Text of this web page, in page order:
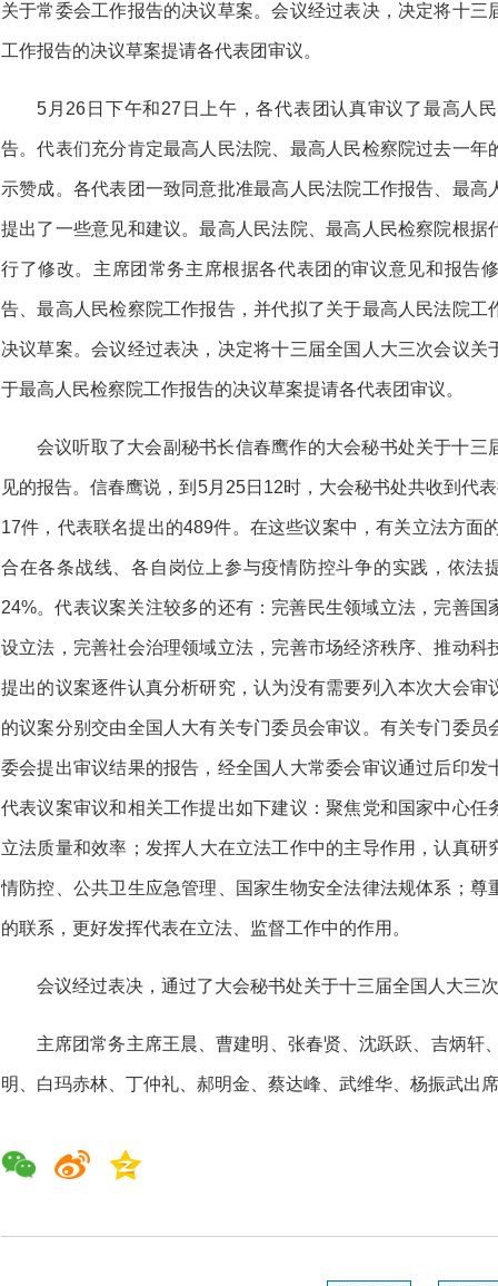
关于常委会工作报告的决议草案。会议经过表决，决定将十
工作报告的决议草案提请各代表团审议。
5月26日下午和27日上午，各代表团认真审议了最高人
告。代表们充分肯定最高人民法院、最高人民检察院过去一
示赞成。各代表团一致同意批准最高人民法院工作报告、最
提出了一些意见和建议。最高人民法院、最高人民检察院根
行了修改。主席团常务主席根据各代表团的审议意见和报告
告、最高人民检察院工作报告，并代拟了关于最高人民法院
决议草案。会议经过表决，决定将十三届全国人大三次会议
于最高人民检察院工作报告的决议草案提请各代表团审议。
会议听取了大会副秘书长信春鹰作的大会秘书处关于十
见的报告。信春鹰说，到5月25日12时，大会秘书处共收到代
17件，代表联名提出的489件。在这些议案中，有关立法方面
合在各条战线、各自岗位上参与疫情防控斗争的实践，依法
24%。代表议案关注较多的还有：完善民生领域立法，完善
设立法，完善社会治理领域立法，完善市场经济秩序、推动
提出的议案逐件认真分析研究，认为没有需要列入本次大会
的议案分别交由全国人大有关专门委员会审议。有关专门委
委会提出审议结果的报告，经全国人大常委会审议通过后印
代表议案审议和相关工作提出如下建议：聚焦党和国家中心
立法质量和效率；发挥人大在立法工作中的主导作用，认真
情防控、公共卫生应急管理、国家生物安全法律法规体系；
的联系，更好发挥代表在立法、监督工作中的作用。
会议经过表决，通过了大会秘书处关于十三届全国人大三
主席团常务主席王晨、曹建明、张春贤、沈跃跃、吉炳轩
明、白玛赤林、丁仲礼、郝明金、蔡达峰、武维华、杨振武出